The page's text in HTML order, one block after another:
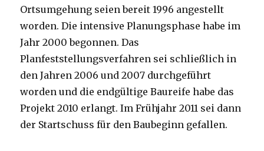
Ortsumgehung seien bereit 1996 angestellt
worden. Die intensive Planungsphase habe im
Jahr 2000 begonnen. Das
Planfeststellungsverfahren sei schließlich in
den Jahren 2006 und 2007 durchgeführt
worden und die endgültige Baureife habe das
Projekt 2010 erlangt. Im Frühjahr 2011 sei dann
der Startschuss für den Baubeginn gefallen.